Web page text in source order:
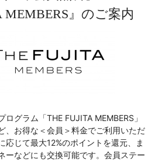
MEMBERS』のご案内
グラム「THE FUJITA MEMBERS」
、お得な＜会員＞料金でご利用いただ
応じて最大12%のポイントを還元、ま
ーなどにも交換可能です。会員ステー